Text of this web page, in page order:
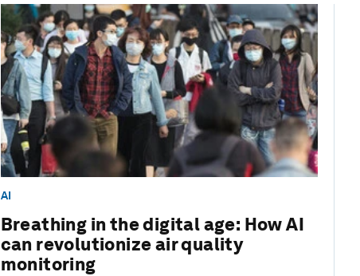
AI
Breathing in the digital age: How AI
can revolutionize air quality
monitoring